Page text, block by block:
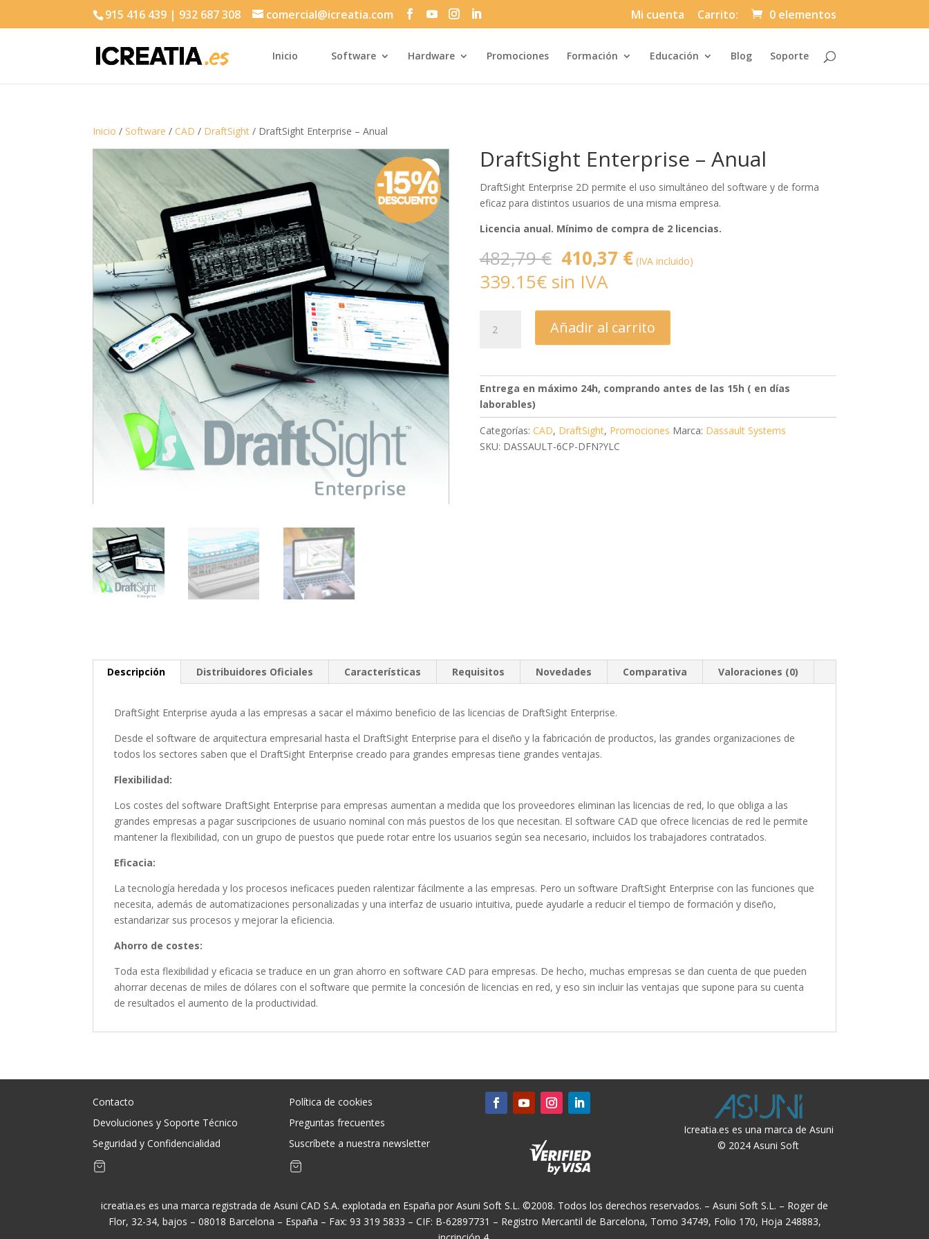
915 416 439 | 932 687 308 comercial@icreatia.com Mi cuenta Carrito: 0 elementos
Inicio Software Hardware Promociones Formación Educación Automatically
Hierarchic
in
Atakan
Au
|
Docs:
https://atakanau.blogspot.com/2021/
(Divi)
Blog Soporte
Búsqueda
productos
Inicio / Software / CAD / DraftSight / DraftSight Enterprise – Anual
DraftSight Enterprise – Anual
DraftSight Enterprise 2D permite el uso simultáneo del software y de forma
eficaz para distintos usuarios de una misma empresa.
Licencia anual. Mínimo de compra de 2 licencias.
482,79€ El
precio
original
era:
482,79 €.
410,37 €El
precio
es:
410,37 €.
(IVA incluido)
339.15€ sin IVA
Enterprise
Añadir al carrito
Entrega en máximo 24h, comprando antes de las 15h ( en días
laborables)
Categorías: CAD, DraftSight, Promociones Marca: Dassault Systems
SKU: DASSAULT-6CP-DFN?YLC
Descripción Distribuidores Oficiales Características Requisitos Novedades Comparativa Valoraciones (0)
DraftSight Enterprise ayuda a las empresas a sacar el máximo beneficio de las licencias de DraftSight Enterprise.
Desde el software de arquitectura empresarial hasta el DraftSight Enterprise para el diseño y la fabricación de productos, las grandes organizaciones de
todos los sectores saben que el DraftSight Enterprise creado para grandes empresas tiene grandes ventajas.
Flexibilidad:
Los costes del software DraftSight Enterprise para empresas aumentan a medida que los proveedores eliminan las licencias de red, lo que obliga a las
grandes empresas a pagar suscripciones de usuario nominal con más puestos de los que necesitan. El software CAD que ofrece licencias de red le permite
mantener la flexibilidad, con un grupo de puestos que puede rotar entre los usuarios según sea necesario, incluidos los trabajadores contratados.
Eficacia:
La tecnología heredada y los procesos ineficaces pueden ralentizar fácilmente a las empresas. Pero un software DraftSight Enterprise con las funciones que
necesita, además de automatizaciones personalizadas y una interfaz de usuario intuitiva, puede ayudarle a reducir el tiempo de formación y diseño,
estandarizar sus procesos y mejorar la eficiencia.
Ahorro de costes:
Toda esta flexibilidad y eficacia se traduce en un gran ahorro en software CAD para empresas. De hecho, muchas empresas se dan cuenta de que pueden
ahorrar decenas de miles de dólares con el software que permite la concesión de licencias en red, y eso sin incluir las ventajas que supone para su cuenta
de resultados el aumento de la productividad.
Contacto
Devoluciones y Soporte Técnico
Seguridad y Confidencialidad
Política de cookies
Preguntas frecuentes
Suscríbete a nuestra newsletter
Icreatia.es es una marca de Asuni
© 2024 Asuni Soft
icreatia.es es una marca registrada de Asuni CAD S.A. explotada en España por Asuni Soft S.L. ©2008. Todos los derechos reservados. – Asuni Soft S.L. – Roger de
Flor, 32-34, bajos – 08018 Barcelona – España – Fax: 93 319 5833 – CIF: B-62897731 – Registro Mercantil de Barcelona, Tomo 34749, Folio 170, Hoja 248883,